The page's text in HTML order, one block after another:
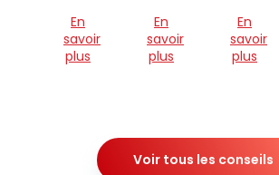
En
savoir
plus
En
savoir
plus
En
savoir
plus
Voir tous les conseils